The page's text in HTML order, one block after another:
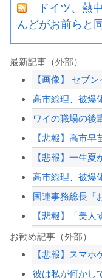
ドイツ、熱
んどがお前らと
最新記事（外部）
【画像】 セブ
【悲報】一生夏
【悲報】「美
お勧め記事（外部）